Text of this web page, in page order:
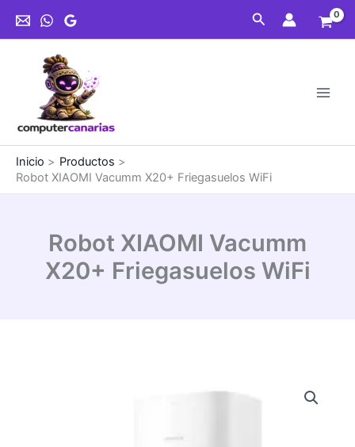
Buscar
Inicio
Productos
Robot XIAOMI Vacumm X20+ Friegasuelos WiFi
Robot XIAOMI Vacumm
X20+ Friegasuelos WiFi